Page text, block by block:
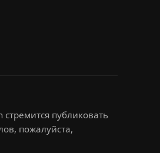
публиковать
пожалуйста,